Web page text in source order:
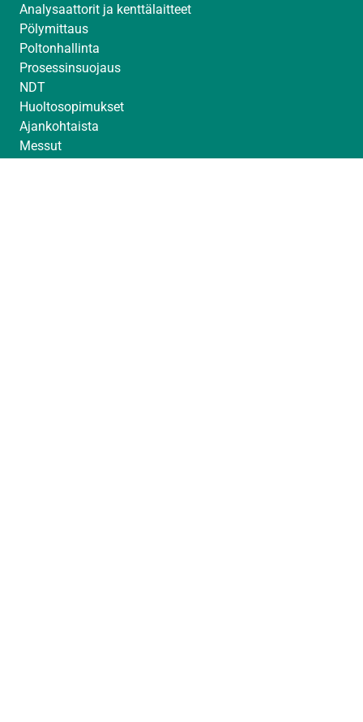
Analysaattorit ja kenttälaitteet
Pölymittaus
Poltonhallinta
Prosessinsuojaus
NDT
Huoltosopimukset
Ajankohtaista
Messut